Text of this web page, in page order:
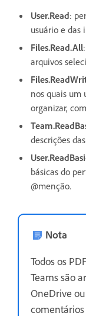
User.Read:
usuário e das
Files.Read.All
arquivos
nos quais um
organizar,
descrições
básicas do
@menção.
Nota
Todos os
Teams são
OneDrive
comentários